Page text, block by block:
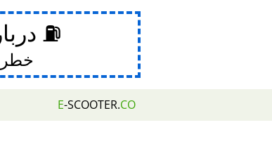
⛽
خطر
E-SCOOTER.CO